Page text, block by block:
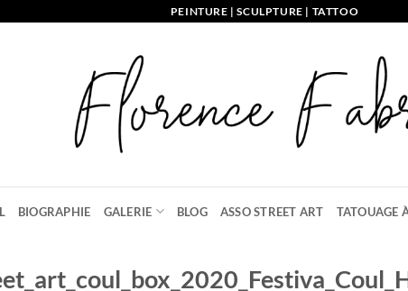
PEINTURE | SCULPTURE | TATTOO
BIOGRAPHIE GALERIE BLOG ASSO STREET ART TATOUAGE